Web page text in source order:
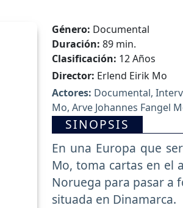
Género: Documental
Duración: 89 min.
Clasificación: 12 Años
Director: Erlend Eirik Mo
Actores: Documental,
Mo, Arve Johannes Fangel
SINOPSIS
En una Europa que
Mo, toma cartas en el
Noruega para pasar a
situada en Dinamarca.